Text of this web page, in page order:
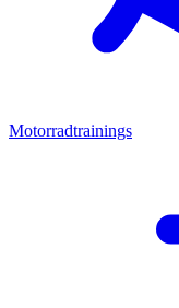
Motorradtrainings